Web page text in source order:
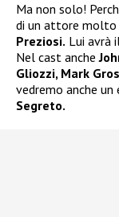
Ma non solo!
di un attore molto
Preziosi. Lui avrà
Nel cast anche
Gliozzi, Mark
vedremo anche
Segreto.